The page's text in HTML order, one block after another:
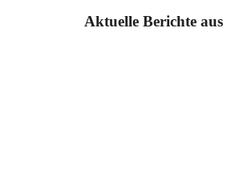
Aktuelle Berichte